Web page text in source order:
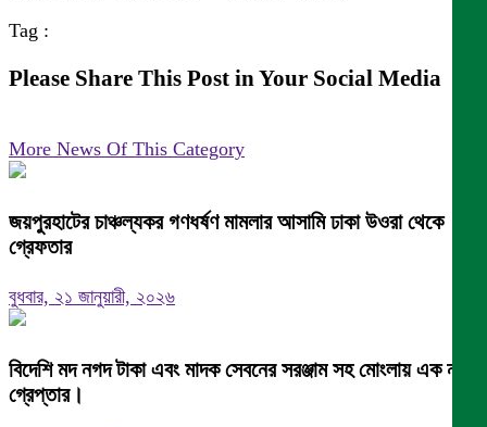
Tag :
Please Share This Post in Your Social Media
More News Of This Category
জয়পুরহাটের চাঞ্চল্যকর গণধর্ষণ মামলার আসামি ঢাকা উওরা থেকে
গ্রেফতার
বুধবার, ২১ জানুয়ারী, ২০২৬
বিদেশি মদ নগদ টাকা এবং মাদক সেবনের সরঞ্জাম সহ মোংলায় এক নারী
গ্রেপ্তার।